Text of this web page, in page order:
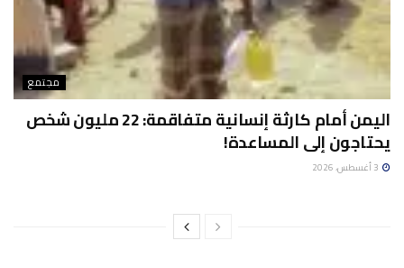
مجتمع
اليمن أمام كارثة إنسانية متفاقمة: 22 مليون شخص
يحتاجون إلى المساعدة!